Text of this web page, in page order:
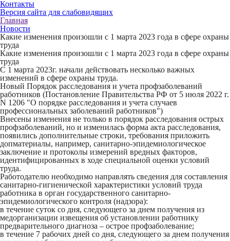
Контакты
Версия сайта для слабовидящих
Главная
Новости
Какие изменения произошли с 1 марта 2023 года в сфере охраны
труда
Какие изменения произошли с 1 марта 2023 года в сфере охраны
труда
С 1 марта 2023г. начали действовать несколько важных
изменений в сфере охраны труда.
Новый Порядок расследования и учета профзаболеваний
работников (Постановление Правительства РФ от 5 июля 2022 г.
N 1206 "О порядке расследования и учета случаев
профессиональных заболеваний работников")
Внесены изменения не только в порядок расследования острых
профзаболеваний, но и изменилась форма акта расследования,
появились дополнительные строки, требования приложить
допматериалы, например, санитарно-эпидемиологическое
заключение и протоколы измерений вредных факторов,
идентифицированных в ходе специальной оценки условий
труда.
Работодателю необходимо направлять сведения для составления
санитарно-гигиенической характеристики условий труда
работника в орган государственного санитарно-
эпидемиологического контроля (надзора):
в течение суток со дня, следующего за днем получения из
медорганизации извещения об установлении работнику
предварительного диагноза – острое профзаболевание;
в течение 7 рабочих дней со дня, следующего за днем получения